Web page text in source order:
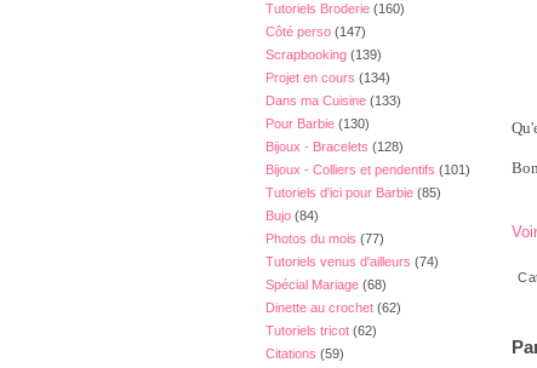
Tutoriels Broderie (160)
Côté perso (147)
Scrapbooking (139)
Projet en cours (134)
Dans ma Cuisine (133)
Pour Barbie (130)
Bijoux - Bracelets (128)
Bijoux - Colliers et pendentifs (101)
Tutoriels d'ici pour Barbie (85)
Bujo (84)
Photos du mois (77)
Tutoriels venus d'ailleurs (74)
Spécial Mariage (68)
Dinette au crochet (62)
Tutoriels tricot (62)
Citations (59)